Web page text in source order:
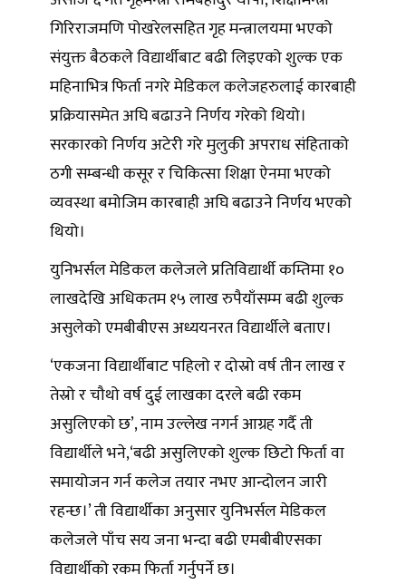
गिरिराजमणि पोखरेलसहित गृह मन्त्रालयमा भएको
संयुक्त बैठकले विद्यार्थीबाट बढी लिइएको शुल्क एक
महिनाभित्र फिर्ता नगरे मेडिकल कलेजहरुलाई कारबाही
प्रक्रियासमेत अघि बढाउने निर्णय गरेको थियो।
सरकारको निर्णय अटेरी गरे मुलुकी अपराध संहिताको
ठगी सम्बन्धी कसूर र चिकित्सा शिक्षा ऐनमा भएको
व्यवस्था बमोजिम कारबाही अघि बढाउने निर्णय भएको
थियो।
युनिभर्सल मेडिकल कलेजले प्रतिविद्यार्थी कम्तिमा १०
लाखदेखि अधिकतम १५ लाख रुपैयाँसम्म बढी शुल्क
असुलेको एमबीबीएस अध्ययनरत विद्यार्थीले बताए।
‘एकजना विद्यार्थीबाट पहिलो र दोस्रो वर्ष तीन लाख र
तेस्रो र चौथो वर्ष दुई लाखका दरले बढी रकम
असुलिएको छ’, नाम उल्लेख नगर्न आग्रह गर्दै ती
विद्यार्थीले भने,‘बढी असुलिएको शुल्क छिटो फिर्ता वा
समायोजन गर्न कलेज तयार नभए आन्दोलन जारी
रहन्छ।’ ती विद्यार्थीका अनुसार युनिभर्सल मेडिकल
कलेजले पाँच सय जना भन्दा बढी एमबीबीएसका
विद्यार्थीको रकम फिर्ता गर्नुपर्ने छ।